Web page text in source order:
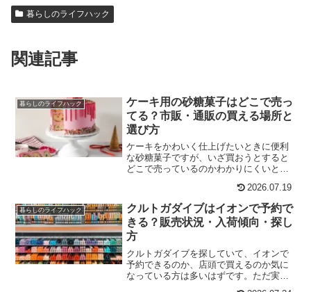
暮らしのライフハック
関連記事
暮らしのライフハック
ケーキ用の砂糖菓子はどこで売っ
てる？市販・通販の買える場所と
選び方
ケーキをかわいく仕上げたいときに便利
な砂糖菓子ですが、いざ買おうとすると
どこで売っているのかわかりにくいと感
に置いていると思っていたのに見つから
なかったり、100均やバラエティショップ
でも売り場がわかりに...
2026.07.19
暮らしのライフハック
クルトガダイブはイオンで予約で
きる？販売状況・入荷傾向・探し
方
クルトガダイブを探していて、イオンで
予約できるのか、店頭で買えるのか気に
なっている方は多いはずです。ただ実際